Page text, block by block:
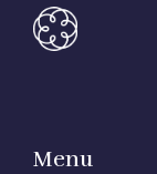
Menu